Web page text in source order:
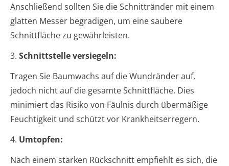
Anschließend sollten Sie die Schnittränder mit einem
glatten Messer begradigen, um eine saubere
Schnittfläche zu gewährleisten.
3. Schnittstelle versiegeln:
Tragen Sie Baumwachs auf die Wundränder auf,
jedoch nicht auf die gesamte Schnittfläche. Dies
minimiert das Risiko von Fäulnis durch übermäßige
Feuchtigkeit und schützt vor Krankheitserregern.
4. Umtopfen:
Nach einem starken Rückschnitt empfiehlt es sich, die